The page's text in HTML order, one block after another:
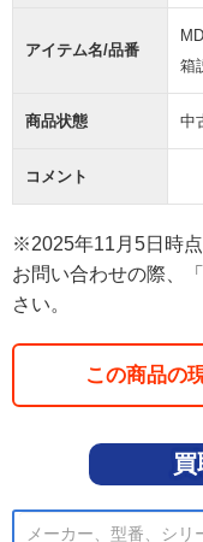
アイテム名/品番
箱
商品状態 中
コメント
※2025年11月5日時点
お問い合わせの際、
さい。
この商品の